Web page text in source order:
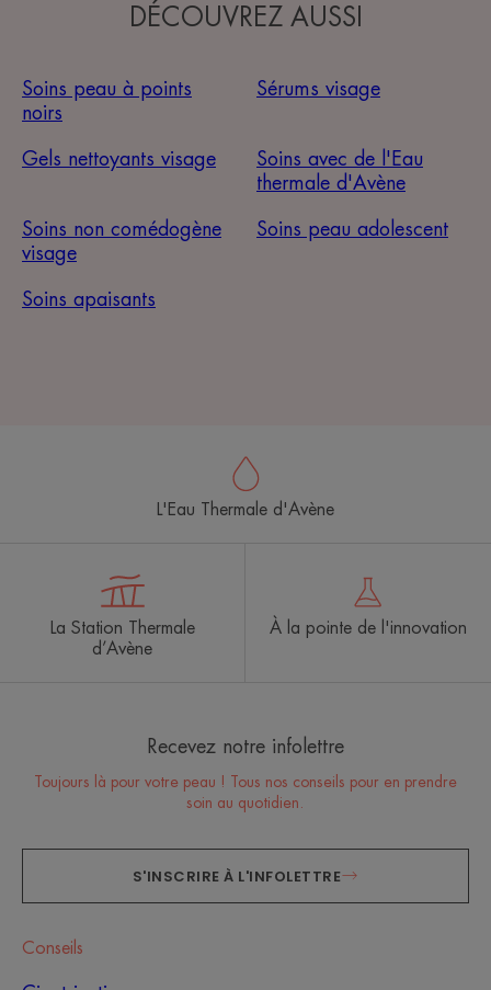
DÉCOUVREZ AUSSI
Soins peau à points
noirs
Sérums visage
Gels nettoyants visage
Soins avec de l'Eau
thermale d'Avène
Soins non comédogène
visage
Soins peau adolescent
Soins apaisants
L'Eau Thermale d'Avène
La Station Thermale
d’Avène
À la pointe de l'innovation
Recevez notre infolettre
Toujours là pour votre peau ! Tous nos conseils pour en prendre
soin au quotidien.
S'INSCRIRE À L'INFOLETTRE
Conseils